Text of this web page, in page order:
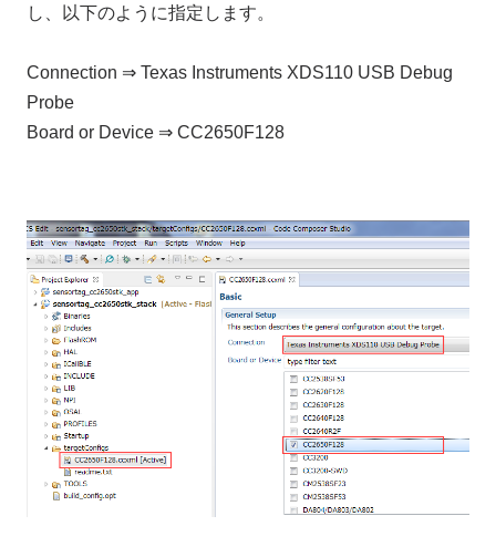
し、以下のように指定します。
Connection ⇒ Texas Instruments XDS110 USB Debug
Probe
Board or Device ⇒ CC2650F128